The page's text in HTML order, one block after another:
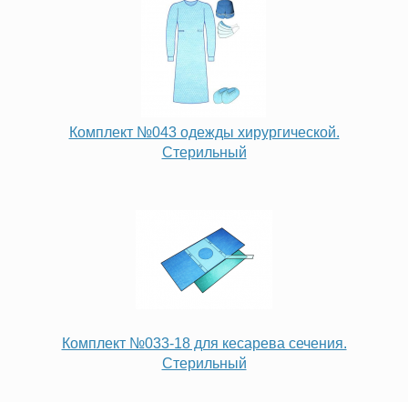
Комплект №043 одежды хирургической.
Стерильный
Комплект №033-18 для кесарева сечения.
Стерильный